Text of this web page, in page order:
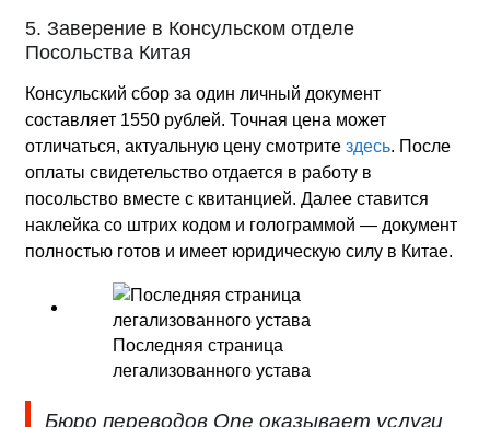
5. Заверение в Консульском отделе
Посольства Китая
Консульский сбор за один личный документ
составляет 1550 рублей. Точная цена может
отличаться, актуальную цену смотрите здесь. После
оплаты свидетельство отдается в работу в
посольство вместе с квитанцией. Далее ставится
наклейка со штрих кодом и голограммой — документ
полностью готов и имеет юридическую силу в Китае.
Последняя страница
легализованного устава
Бюро переводов One оказывает услуги